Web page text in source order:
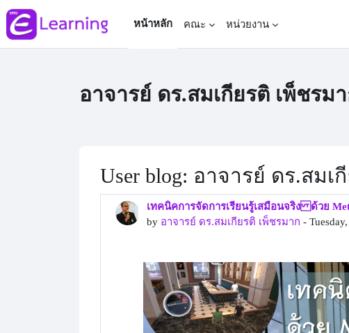
Skip to main content
หน้าหลัก
คณะ หน่วยงาน
อาจารย์ ดร.สมเกียรติ เพ็ชรม
User blog: อาจารย์ ดร.สมเ
เทคนิคการจัดการเรียนรู้เสมือนจริง ด้วย
by อาจารย์ ดร.สมเกียรติ เพ็ชรมาก -